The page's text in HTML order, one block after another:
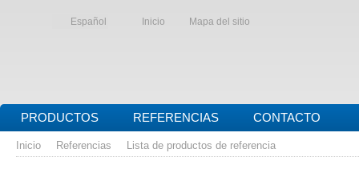
Español Inicio Mapa del sitio
PRODUCTOS REFERENCIAS CONTACTO
Inicio Referencias Lista de productos de referencia